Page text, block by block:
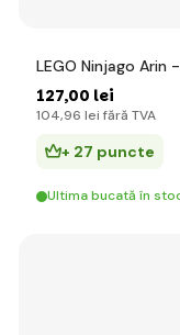
LEGO Ninjago Arin
127,00 lei
104,96 lei fără TVA
+ 27 puncte
Ultima bucată în